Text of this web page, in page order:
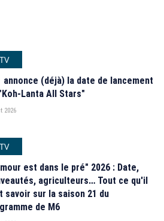
TV
annonce (déjà) la date de lancement
Lanta All Stars"
2026
TV
est dans le pré" 2026 : Date,
agriculteurs… Tout ce qu'il
savoir sur la saison 21 du
de M6